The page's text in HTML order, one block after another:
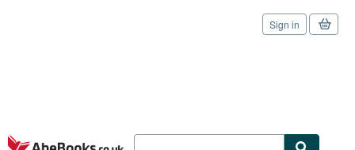
Skip to main content
AbeBooks.co.uk
Sign in